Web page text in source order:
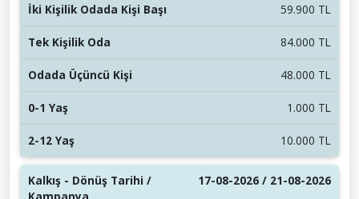
59.900 TL
84.000 TL
48.000 TL
1.000 TL
10.000 TL
17-08-2026 / 21-08-2026